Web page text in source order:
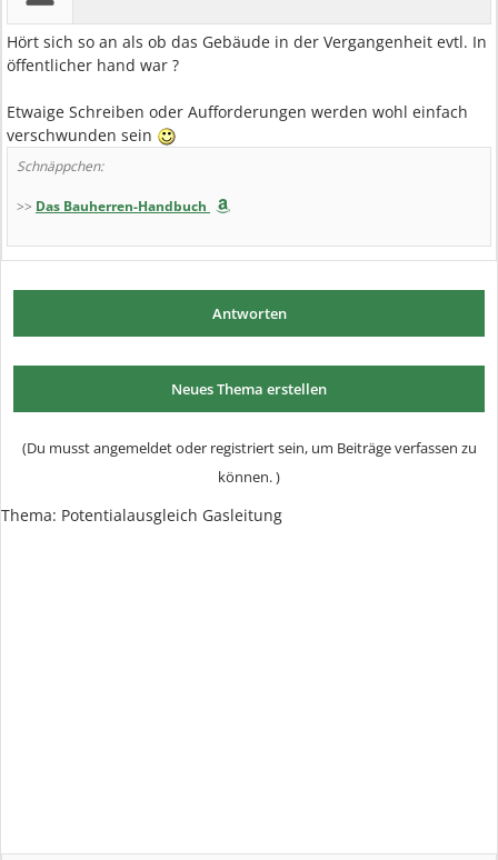
Hört sich so an als ob das Gebäude in der Vergangenheit evtl. In
öffentlicher hand war ?
Etwaige Schreiben oder Aufforderungen werden wohl einfach
verschwunden sein
Schnäppchen:
>> Das Bauherren-Handbuch
Antworten
Neues Thema erstellen
(Du musst angemeldet oder registriert sein, um Beiträge verfassen zu
können. )
Thema: Potentialausgleich Gasleitung